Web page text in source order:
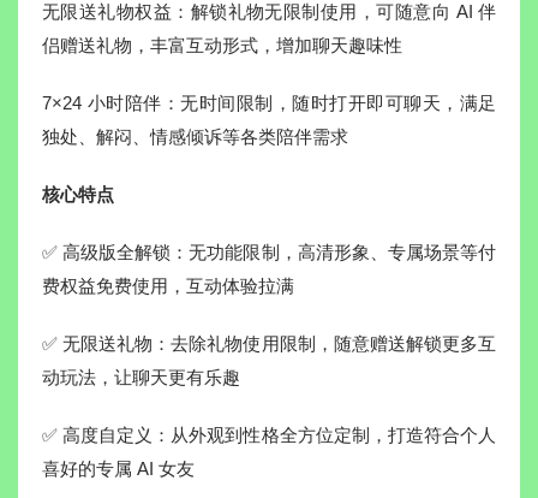
无限送礼物权益：解锁礼物无限制使用，可随意向 AI 伴
侣赠送礼物，丰富互动形式，增加聊天趣味性
7×24 小时陪伴：无时间限制，随时打开即可聊天，满足
独处、解闷、情感倾诉等各类陪伴需求
核心特点
✅ 高级版全解锁：无功能限制，高清形象、专属场景等付
费权益免费使用，互动体验拉满
✅ 无限送礼物：去除礼物使用限制，随意赠送解锁更多互
动玩法，让聊天更有乐趣
✅ 高度自定义：从外观到性格全方位定制，打造符合个人
喜好的专属 AI 女友